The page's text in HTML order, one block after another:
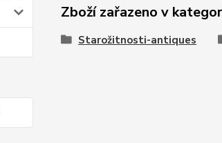
Zboží zařazeno v
Starožitnosti-antiques